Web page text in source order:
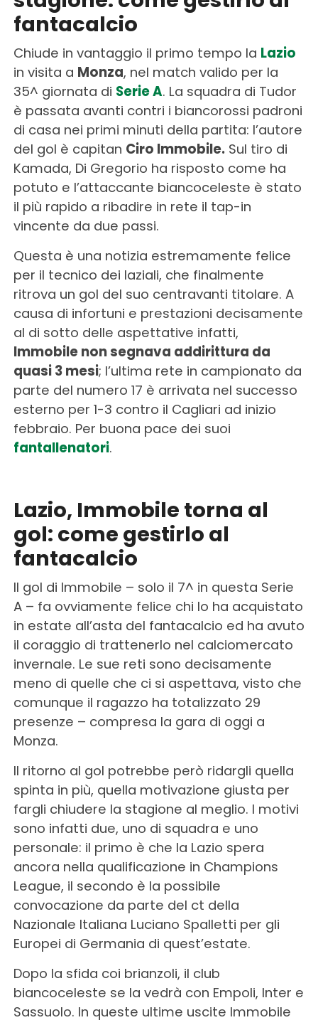
fantacalcio
Chiude in vantaggio il primo tempo la Lazio
in visita a Monza, nel match valido per la
35^ giornata di Serie A. La squadra di Tudor
è passata avanti contri i biancorossi padroni
di casa nei primi minuti della partita: l’autore
del gol è capitan Ciro Immobile. Sul tiro di
Kamada, Di Gregorio ha risposto come ha
potuto e l’attaccante biancoceleste è stato
il più rapido a ribadire in rete il tap-in
vincente da due passi.
Questa è una notizia estremamente felice
per il tecnico dei laziali, che finalmente
ritrova un gol del suo centravanti titolare. A
causa di infortuni e prestazioni decisamente
al di sotto delle aspettative infatti,
Immobile non segnava addirittura da
quasi 3 mesi; l’ultima rete in campionato da
parte del numero 17 è arrivata nel successo
esterno per 1-3 contro il Cagliari ad inizio
febbraio. Per buona pace dei suoi
fantallenatori.
Lazio, Immobile torna al
gol: come gestirlo al
fantacalcio
Il gol di Immobile – solo il 7^ in questa Serie
A – fa ovviamente felice chi lo ha acquistato
in estate all’asta del fantacalcio ed ha avuto
il coraggio di trattenerlo nel calciomercato
invernale. Le sue reti sono decisamente
meno di quelle che ci si aspettava, visto che
comunque il ragazzo ha totalizzato 29
presenze – compresa la gara di oggi a
Monza.
Il ritorno al gol potrebbe però ridargli quella
spinta in più, quella motivazione giusta per
fargli chiudere la stagione al meglio. I motivi
sono infatti due, uno di squadra e uno
personale: il primo è che la Lazio spera
ancora nella qualificazione in Champions
League, il secondo è la possibile
convocazione da parte del ct della
Nazionale Italiana Luciano Spalletti per gli
Europei di Germania di quest’estate.
Dopo la sfida coi brianzoli, il club
biancoceleste se la vedrà con Empoli, Inter e
Sassuolo. In queste ultime uscite Immobile